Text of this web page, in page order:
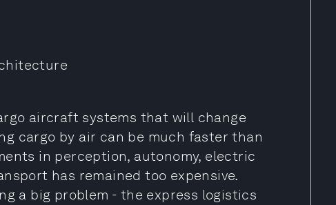
aircraft systems that will change
cargo by air can be much faster than
in perception, autonomy, electric
has remained too expensive.
a big problem - the express logistics